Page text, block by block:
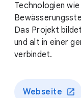
Technologien
Das Projekt
und alt in einer
verbindet.
Webseite